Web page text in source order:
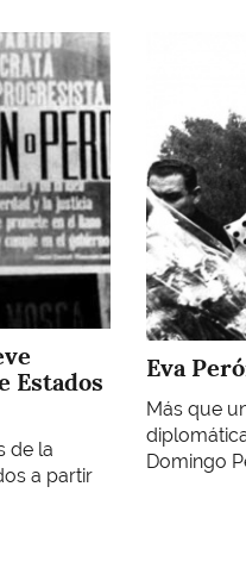
Estados
de la
a partir
Eva
Más que
Domingo